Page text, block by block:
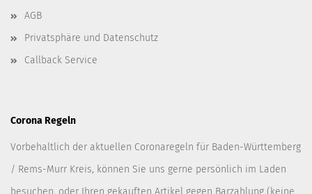
AGB
Privatsphäre und Datenschutz
Callback Service
Corona Regeln
Vorbehaltlich der aktuellen Coronaregeln für Baden-Württemberg
/ Rems-Murr Kreis, können Sie uns gerne persönlich im Laden
besuchen, oder Ihren gekauften Artikel gegen Barzahlung (keine